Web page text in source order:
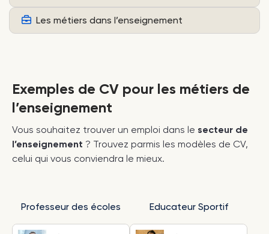
Les métiers dans l’enseignement
Exemples de CV pour les métiers de
l’enseignement
Vous souhaitez trouver un emploi dans le secteur de
l’enseignement ? Trouvez parmis les modèles de CV,
celui qui vous conviendra le mieux.
Professeur des écoles Educateur Sportif